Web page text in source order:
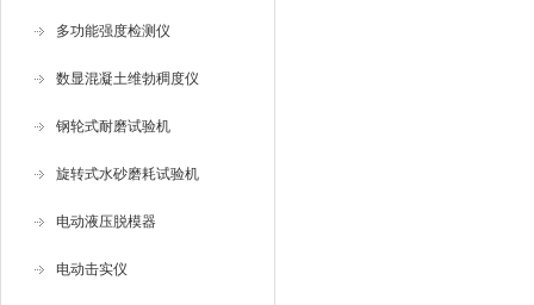
多功能强度检测仪
数显混凝土维勃稠度仪
钢轮式耐磨试验机
旋转式水砂磨耗试验机
电动液压脱模器
电动击实仪